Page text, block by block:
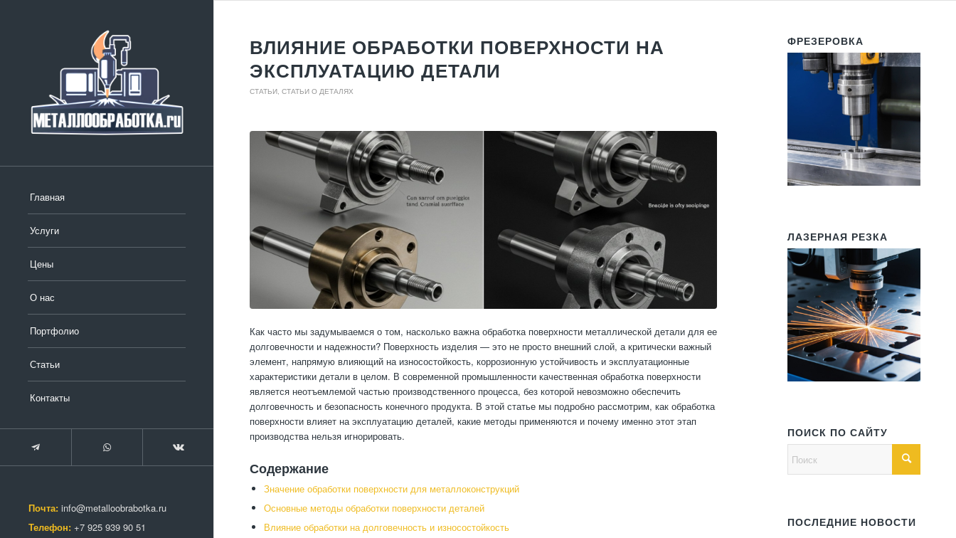
Главная
Услуги
Цены
О нас
Портфолио
Статьи
Контакты
Почта: info@metalloobrabotka.ru
Телефон: +7 925 939 90 51
ВЛИЯНИЕ ОБРАБОТКИ ПОВЕРХНОСТИ НА
ЭКСПЛУАТАЦИЮ ДЕТАЛИ
СТАТЬИ СТАТЬИ О ДЕТАЛЯХ
Как часто мы задумываемся о том, насколько важна обработка поверхности металлической детали для ее
долговечности и надежности? Поверхность изделия — это не просто внешний слой, а критически важный
элемент, напрямую влияющий на износостойкость, коррозионную устойчивость и эксплуатационные
характеристики детали в целом. В современной промышленности качественная обработка поверхности
является неотъемлемой частью производственного процесса, без которой невозможно обеспечить
долговечность и безопасность конечного продукта. В этой статье мы подробно рассмотрим, как обработка
поверхности влияет на эксплуатацию деталей, какие методы применяются и почему именно этот этап
производства нельзя игнорировать.
Содержание
Значение обработки поверхности для металлоконструкций
Основные методы обработки поверхности деталей
Влияние обработки на долговечность и износостойкость
ФРЕЗЕРОВКА
ЛАЗЕРНАЯ РЕЗКА
ПОИСК ПО САЙТУ
ПОСЛЕДНИЕ НОВОСТИ